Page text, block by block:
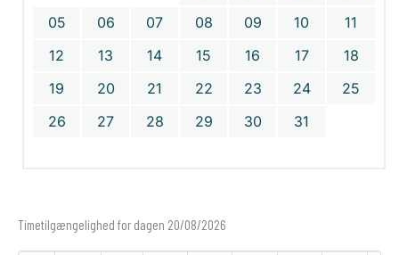
05
06 07 08 09 10
11
12
13 14 15 16 17
18
19
20 21 22 23 24
25
26
27 28 29 30 31
Timetilgængelighed for dagen 20/08/2026